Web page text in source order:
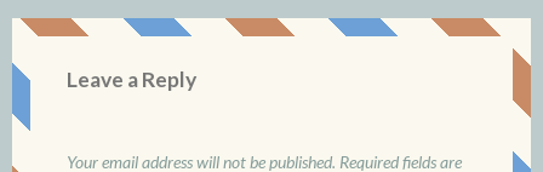
Leave a Reply
Your email address will not be published. Required fields are